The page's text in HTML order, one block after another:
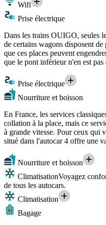
Wifi
Prise électrique
Dans les trains OUIGO, seules
de certains wagons disposent
que ces places peuvent
que le pont inférieur n'en est
Prise électrique
Nourriture et boisson
En France, les services
collation à la place, mais ce
à grande vitesse. Pour ceux qui
situé dans l'autocar 4 offre une
Nourriture et boisson
ClimatisationVoyagez
de tous les autocars.
Climatisation
Bagage